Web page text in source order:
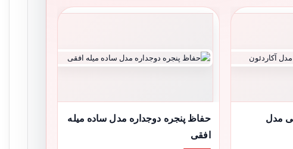
مدل
حفاظ پنجره دوجداره مدل ساده میله
افقی